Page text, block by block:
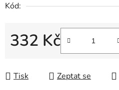
Kód:
332 Kč
Tisk Zeptat se